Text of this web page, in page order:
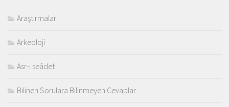
Araştırmalar
Arkeoloji
Asr-ı seâdet
Bilinen Sorulara Bilinmeyen Cevaplar